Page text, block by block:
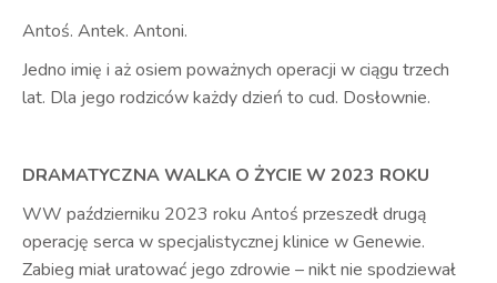
Antoś. Antek. Antoni.
Jedno imię i aż osiem poważnych operacji w ciągu trzech
lat. Dla jego rodziców każdy dzień to cud. Dosłownie.
DRAMATYCZNA WALKA O ŻYCIE W 2023 ROKU
WW październiku 2023 roku Antoś przeszedł drugą
operację serca w specjalistycznej klinice w Genewie.
Zabieg miał uratować jego zdrowie – nikt nie spodziewał